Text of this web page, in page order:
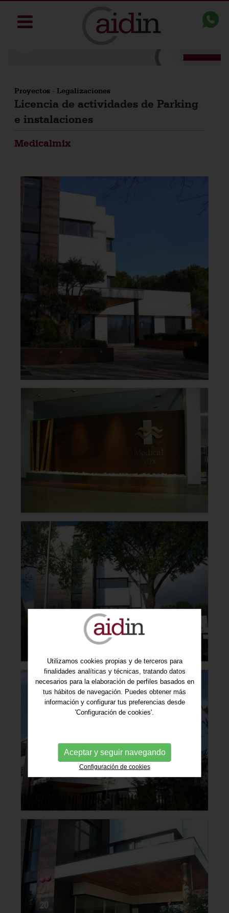
Proyectos -Legalizaciones
Licencia de actividades de Parking
e instalaciones
Medicalmix
Utilizamos cookies propias y de terceros para
finalidades analíticas y técnicas, tratando datos
necesarios para la elaboración de perfiles basados en
tus hábitos de navegación. Puedes obtener más
información y configurar tus preferencias desde
'Configuración de cookies'.
Aceptar y seguir navegando
Configuración de cookies